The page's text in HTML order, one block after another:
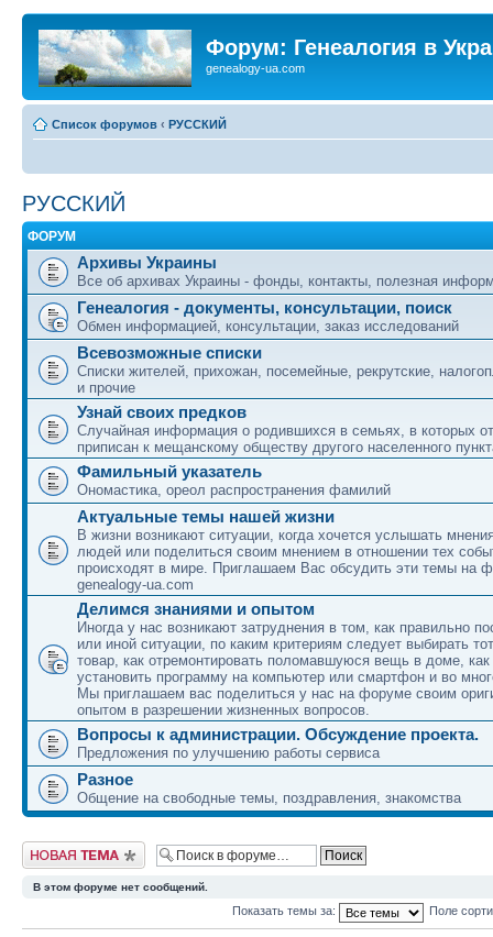
Форум: Генеалогия в
genealogy-ua.com
Список форумов ‹ РУССКИЙ
РУССКИЙ
ФОРУМ
Архивы Украины
Все об архивах Украины - фонды, контакты, полезная
Генеалогия - документы, консультации, поиск
Обмен информацией, консультации, заказ исследований
Всевозможные списки
Списки жителей, прихожан, посемейные, рекрутские,
и прочие
Узнай своих предков
Случайная информация о родившихся в семьях, в которых
приписан к мещанскому обществу другого населенного
Фамильный указатель
Ономастика, ореол распространения фамилий
Актуальные темы нашей жизни
В жизни возникают ситуации, когда хочется услышать
людей или поделиться своим мнением в отношении тех
происходят в мире. Приглашаем Вас обсудить эти темы на
genealogy-ua.com
Делимся знаниями и опытом
Иногда у нас возникают затруднения в том, как правильно
или иной ситуации, по каким критериям следует выбирать
товар, как отремонтировать поломавшуюся вещь в доме, как
установить программу на компьютер или смартфон и во
Мы приглашаем вас поделиться у нас на форуме своим
опытом в разрешении жизненных вопросов.
Вопросы к администрации. Обсуждение проекта.
Предложения по улучшению работы сервиса
Разное
Общение на свободные темы, поздравления, знакомства
Новая тема
В этом форуме нет сообщений.
Показать темы за: Поле